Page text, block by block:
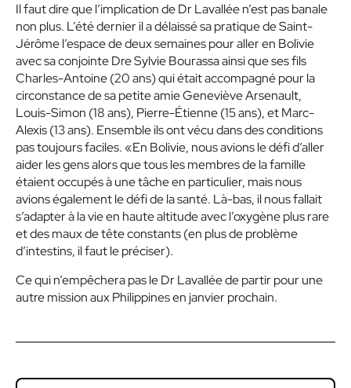
Il faut dire que l’implication de Dr Lavallée n’est pas banale
non plus. L’été dernier il a délaissé sa pratique de Saint-
Jérôme l’espace de deux semaines pour aller en Bolivie
avec sa conjointe Dre Sylvie Bourassa ainsi que ses fils
Charles-Antoine (20 ans) qui était accompagné pour la
circonstance de sa petite amie Geneviève Arsenault,
Louis-Simon (18 ans), Pierre-Étienne (15 ans), et Marc-
Alexis (13 ans). Ensemble ils ont vécu dans des conditions
pas toujours faciles. «En Bolivie, nous avions le défi d’aller
aider les gens alors que tous les membres de la famille
étaient occupés à une tâche en particulier, mais nous
avions également le défi de la santé. Là-bas, il nous fallait
s’adapter à la vie en haute altitude avec l’oxygène plus rare
et des maux de tête constants (en plus de problème
d’intestins, il faut le préciser).
Ce qui n’empêchera pas le Dr Lavallée de partir pour une
autre mission aux Philippines en janvier prochain.